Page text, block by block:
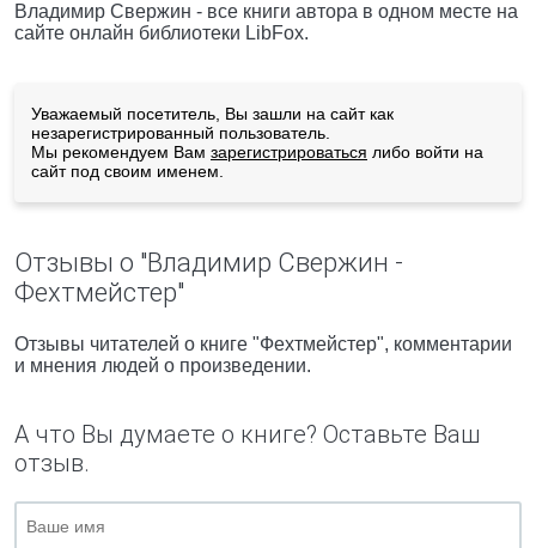
Владимир Свержин - все книги автора в одном месте на
сайте онлайн библиотеки LibFox.
Уважаемый посетитель, Вы зашли на сайт как
незарегистрированный пользователь.
Мы рекомендуем Вам зарегистрироваться либо войти на
сайт под своим именем.
Отзывы о "Владимир Свержин -
Фехтмейстер"
Отзывы читателей о книге "Фехтмейстер", комментарии
и мнения людей о произведении.
А что Вы думаете о книге? Оставьте Ваш
отзыв.